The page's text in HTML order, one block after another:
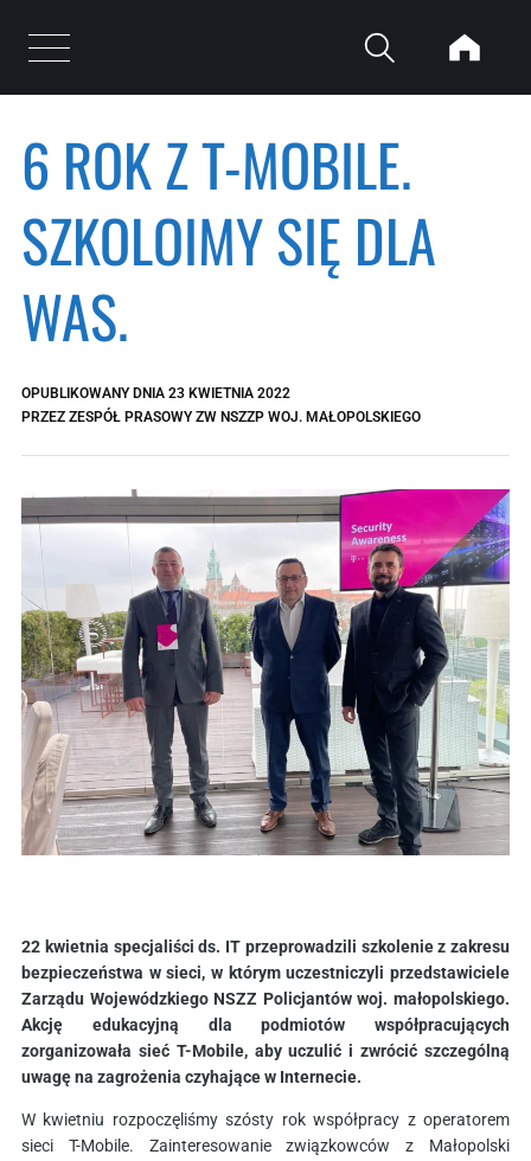
Otwórz menu
6 ROK Z T-MOBILE.
SZKOLOIMY SIĘ DLA
WAS.
OPUBLIKOWANY DNIA 23 KWIETNIA 2022
PRZEZ ZESPÓŁ PRASOWY ZW NSZZP WOJ. MAŁOPOLSKIEGO
22 kwietnia specjaliści ds. IT przeprowadzili szkolenie z zakresu
bezpieczeństwa w sieci, w którym uczestniczyli przedstawiciele
Zarządu Wojewódzkiego NSZZ Policjantów woj. małopolskiego.
Akcję edukacyjną dla podmiotów współpracujących
zorganizowała sieć T-Mobile, aby uczulić i zwrócić szczególną
uwagę na zagrożenia czyhające w Internecie.
W kwietniu rozpoczęliśmy szósty rok współpracy z operatorem
sieci T-Mobile. Zainteresowanie związkowców z Małopolski